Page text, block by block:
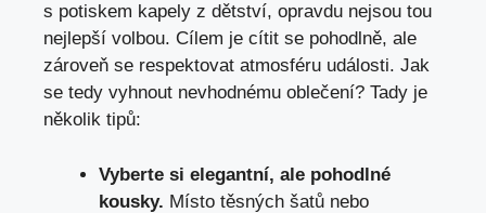
s potiskem kapely z dětství, opravdu nejsou tou
nejlepší volbou. Cílem je cítit se pohodlně, ale
zároveň se respektovat atmosféru události. Jak
se tedy vyhnout nevhodnému oblečení? Tady je
několik tipů:
Vyberte si elegantní, ale pohodlné
kousky. Místo těsných šatů nebo